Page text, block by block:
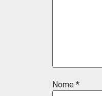
Nome *